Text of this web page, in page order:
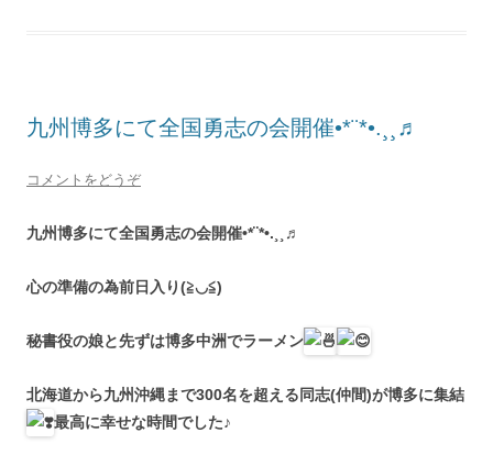
九州博多にて全国勇志の会開催•*¨*•.¸¸♬
コメントをどうぞ
九州博多にて全国勇志の会開催•*¨*•.¸¸♬
心の準備の為前日入り(≧◡≦)
秘書役の娘と先ずは博多中洲でラーメン
北海道から九州沖縄まで300名を超える同志(仲間)が博多に集結
最高に幸せな時間でした♪